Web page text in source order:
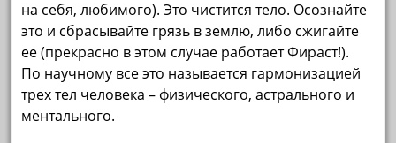
на себя, любимого). Это чистится тело. Осознайте
это и сбрасывайте грязь в землю, либо сжигайте
ее (прекрасно в этом случае работает Фираст!).
По научному все это называется гармонизацией
трех тел человека – физического, астрального и
ментального.